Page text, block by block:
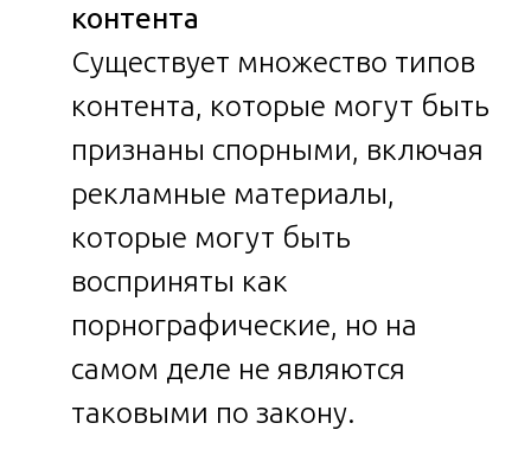
контента
Существует множество типов
контента, которые могут быть
признаны спорными, включая
рекламные материалы,
которые могут быть
восприняты как
порнографические, но на
самом деле не являются
таковыми по закону.